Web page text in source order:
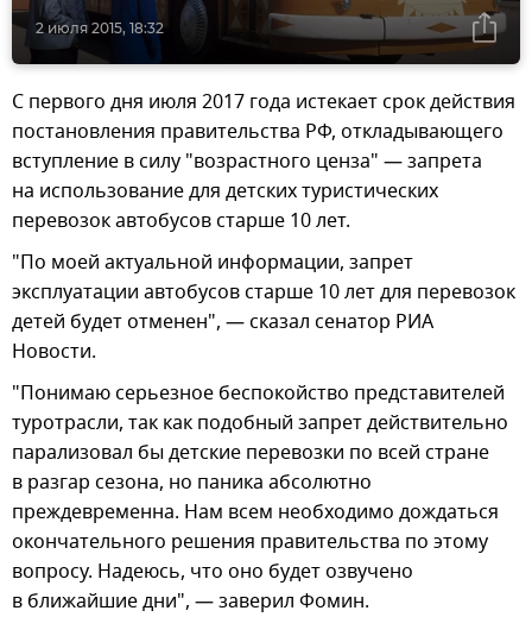
2 июля 2015, 18:32
С первого дня июля 2017 года истекает срок действия
постановления правительства РФ, откладывающего
вступление в силу "возрастного ценза" — запрета
на использование для детских туристических
перевозок автобусов старше 10 лет.
"По моей актуальной информации, запрет
эксплуатации автобусов старше 10 лет для перевозок
детей будет отменен", — сказал сенатор РИА
Новости.
"Понимаю серьезное беспокойство представителей
туротрасли, так как подобный запрет действительно
парализовал бы детские перевозки по всей стране
в разгар сезона, но паника абсолютно
преждевременна. Нам всем необходимо дождаться
окончательного решения правительства по этому
вопросу. Надеюсь, что оно будет озвучено
в ближайшие дни", — заверил Фомин.